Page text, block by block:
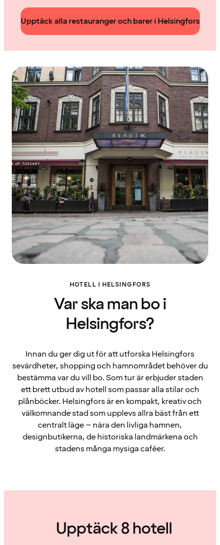
Upptäck alla restauranger och barer i Helsingfors
HOTELL I HELSINGFORS
Var ska man bo i
Helsingfors?
Innan du ger dig ut för att utforska Helsingfors
sevärdheter, shopping och hamnområdet behöver du
bestämma var du vill bo. Som tur är erbjuder staden
ett brett utbud av hotell som passar alla stilar och
plånböcker. Helsingfors är en kompakt, kreativ och
välkomnande stad som upplevs allra bäst från ett
centralt läge – nära den livliga hamnen,
designbutikerna, de historiska landmärkena och
stadens många mysiga caféer.
Upptäck 8 hotell